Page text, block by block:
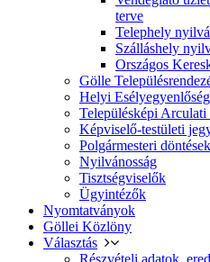
terve
Telephely
Szálláshely
Országos
Gölle
Helyi
Településképi
Képviselő-testületi
Polgármesteri döntések
Nyilvánosság
Tisztségviselők
Ügyintézők
Nyomtatványok
Göllei Közlöny
Választás
Részvételi adatok,